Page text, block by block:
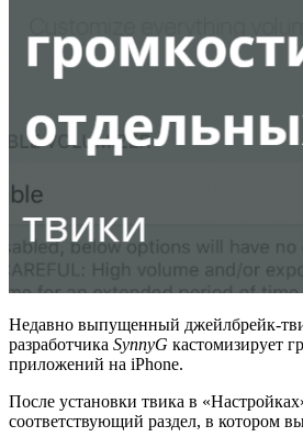
Недавно выпущенный джейлбрейк-
разработчика SynnyG кастомизирует
приложений на iPhone.
После установки твика в
соответствующий раздел, в котором